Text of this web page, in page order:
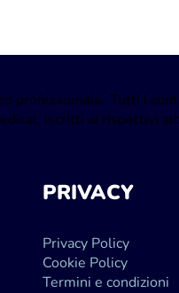
professionale. Tutti i
iscritti ai rispettivi
PRIVACY
Privacy Policy
Cookie Policy
Termini e condizioni